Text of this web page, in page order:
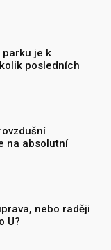
parku je k
posledních
na absolutní
nebo raději
U?